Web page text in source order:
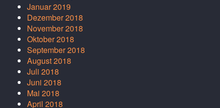
Januar 2019
Dezember 2018
November 2018
Oktober 2018
September 2018
August 2018
Juli 2018
Juni 2018
Mai 2018
April 2018